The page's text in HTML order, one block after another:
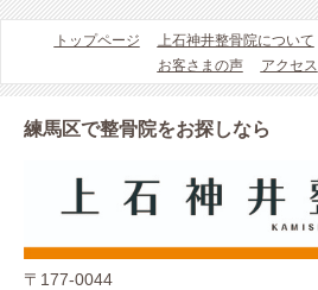
トップページ 上石神井整骨院について
お客さまの声
アクセス
練馬区で整骨院をお探しなら
〒177-0044